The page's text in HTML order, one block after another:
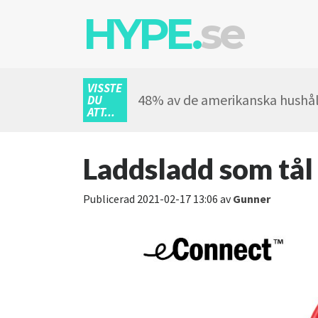
HYPE.se
VISSTE
DU
ATT...
48% av de amerikanska
Laddsladd som
Publicerad 2021-02-17 13:06 avGunner